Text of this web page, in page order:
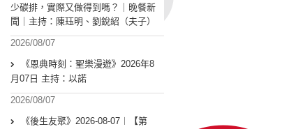
少碳排，實際又做得到嗎？｜晚餐新
聞｜主持：陳珏明、劉銳紹（夫子）
2026/08/07
《恩典時刻：聖樂漫遊》2026年8
月07日 主持：以諾
2026/08/07
《後生友聚》2026-08-07︱【第